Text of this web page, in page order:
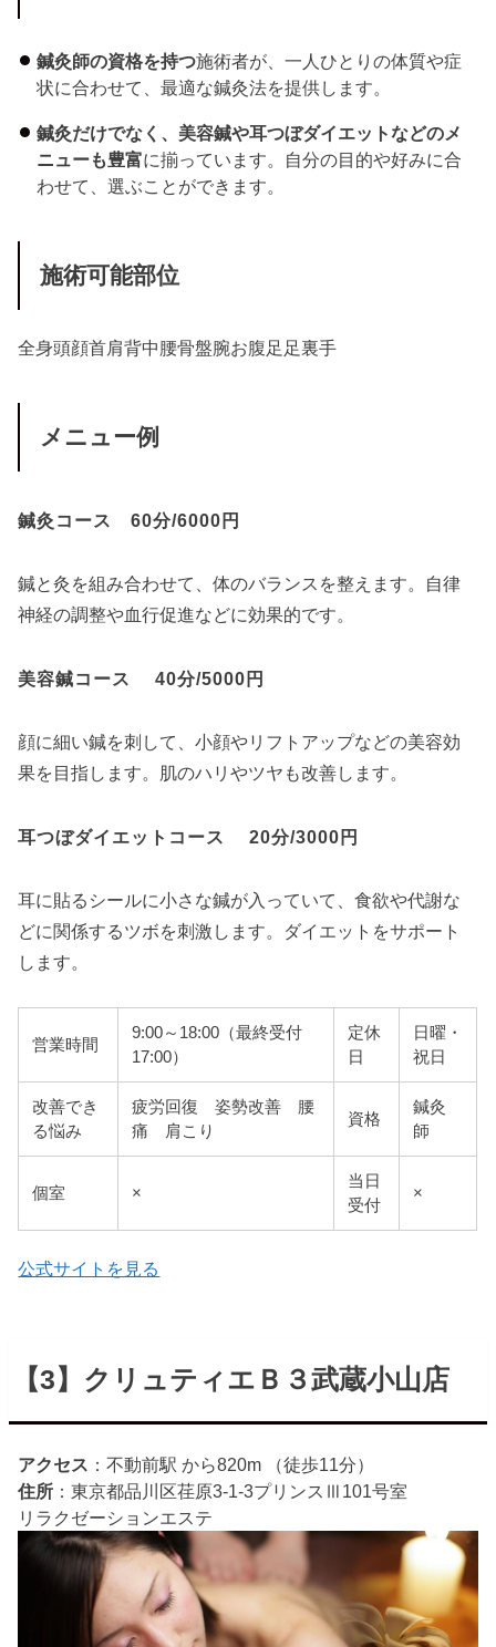
鍼灸師の資格を持つ施術者が、一人ひとりの体質や症
状に合わせて、最適な鍼灸法を提供します。
鍼灸だけでなく、美容鍼や耳つぼダイエットなどのメ
ニューも豊富に揃っています。自分の目的や好みに合
わせて、選ぶことができます。
施術可能部位
全身頭顔首肩背中腰骨盤腕お腹足 足裏手
メニュー例
鍼灸コース 60分/6000円
鍼と灸を組み合わせて、体のバランスを整えます。自律
神経の調整や血行促進などに効果的です。
美容鍼コース 40分/5000円
顔に細い鍼を刺して、小顔やリフトアップなどの美容効
果を目指します。肌のハリやツヤも改善します。
耳つぼダイエットコース 20分/3000円
耳に貼るシールに小さな鍼が入っていて、食欲や代謝な
どに関係するツボを刺激します。ダイエットをサポート
します。
営業時間
9:00～18:00（最終受付
17:00）
定休
日
日曜・
祝日
改善でき
る悩み
疲労回復 姿勢改善 腰
痛 肩こり
資格
鍼灸
師
個室 ×
当日
受付
×
公式サイトを見る
【3】クリュティエＢ３武蔵小山店
アクセス ：不動前駅 から820m （徒歩11分）
住所 ：東京都品川区荏原3-1-3プリンスⅢ101号室
リラクゼーションエステ